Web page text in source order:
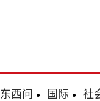
东西问 国际
社